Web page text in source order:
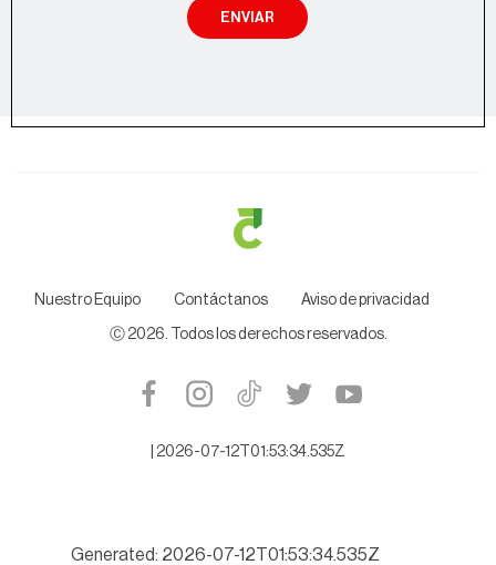
ENVIAR
Nuestro Equipo Contáctanos Aviso de privacidad
Ⓒ 2026 . Todos los derechos reservados.
2026-07-12T01:53:34.535Z
Generated: 2026-07-12T01:53:34.535Z